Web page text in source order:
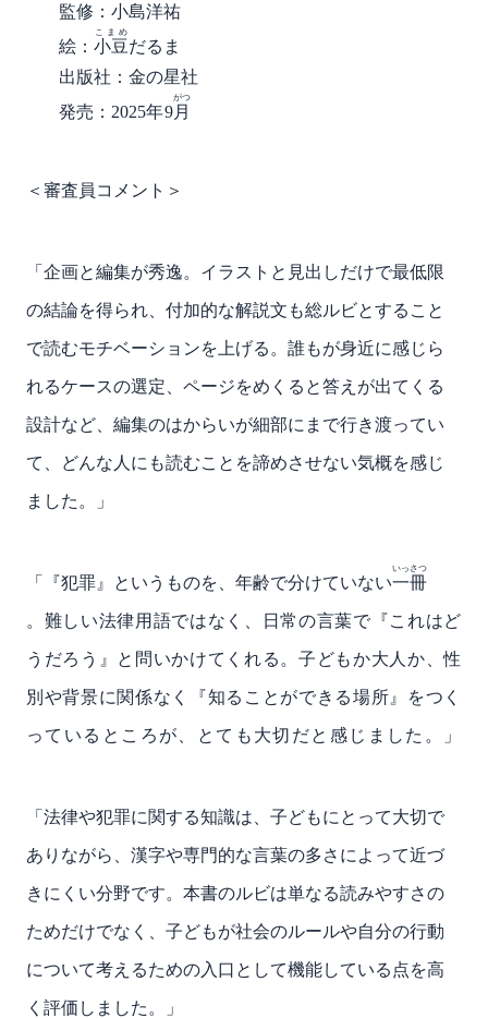
監修：小島洋祐
絵：小豆
こまめ
だるま
出版社：金の星社
発売：2025年9月
がつ
＜審査員コメント＞
「企画と編集が秀逸。イラストと見出しだけで最低限
の結論を得られ、付加的な解説文も総ルビとすること
で読むモチベーションを上げる。誰もが身近に感じら
れるケースの選定、ページをめくると答えが出てくる
設計など、編集のはからいが細部にまで行き渡ってい
て、どんな人にも読むことを諦めさせない気概を感じ
ました。」
「『犯罪』というものを、年齢で分けていない一冊
いっさつ
。難しい法律用語ではなく、日常の言葉で『これはど
うだろう』と問いかけてくれる。子どもか大人か、性
別や背景に関係なく『知ることができる場所』をつく
っているところが、とても大切だと感じました。」
「法律や犯罪に関する知識は、子どもにとって大切で
ありながら、漢字や専門的な言葉の多さによって近づ
きにくい分野です。本書のルビは単なる読みやすさの
ためだけでなく、子どもが社会のルールや自分の行動
について考えるための入口として機能している点を高
く評価しました。」